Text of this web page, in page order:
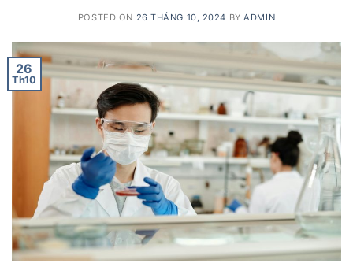
POSTED ON 26 THÁNG 10, 2024 BYADMIN
26
Th10